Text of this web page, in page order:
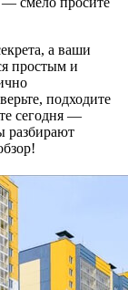
а ваши
простым и
подходите
сегодня —
разбирают